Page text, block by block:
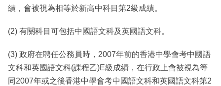
績，會被視為相等於新高中科目第2級成績。
(2) 有關科目可包括中國語文科及英國語文科。
(3) 政府在聘任公務員時，2007年前的香港中學會考中國語
文科和英國語文科(課程乙)E級成績，在行政上會被視為等
同2007年或之後香港中學會考中國語文科和英國語文科第2